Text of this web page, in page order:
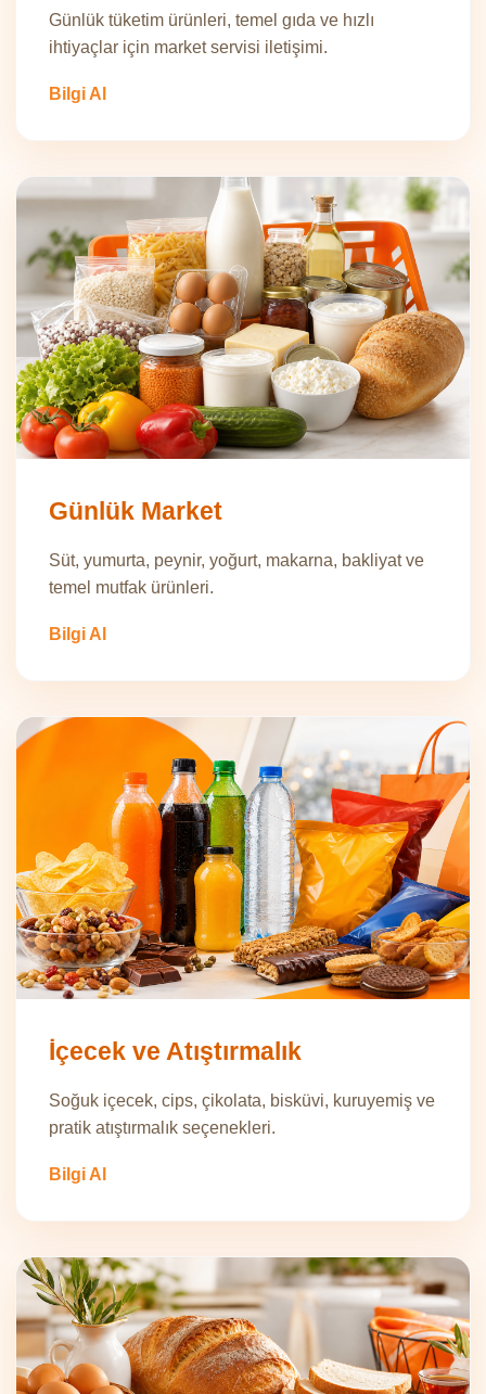
Günlük tüketim ürünleri, temel gıda ve hızlı
ihtiyaçlar için market servisi iletişimi.
Bilgi Al
Günlük Market
Süt, yumurta, peynir, yoğurt, makarna, bakliyat ve
temel mutfak ürünleri.
Bilgi Al
İçecek ve Atıştırmalık
Soğuk içecek, cips, çikolata, bisküvi, kuruyemiş ve
pratik atıştırmalık seçenekleri.
Bilgi Al